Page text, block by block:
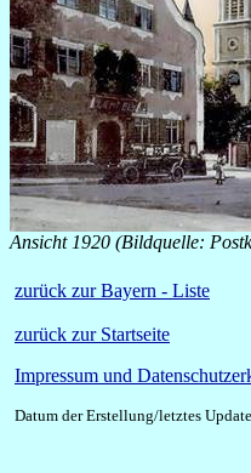
Ansicht 1920 (Bildquelle:
zurück zur Bayern - Liste
zurück zur Startseite
Impressum und
Datum der Erstellung/letztes